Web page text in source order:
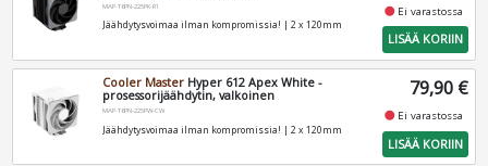
MAP-T6PN-225PK-R1
Jäähdytysvoimaa ilman kompromissia! | 2 x 120mm
fiber_manual_record Ei varastossa
LISÄÄ KORIIN
Cooler Master Hyper 612 Apex White -
prosessorijäähdytin, valkoinen
MAP-T6PN-225PW-CW
Jäähdytysvoimaa ilman kompromissia! | 2 x 120mm
79,90 €
fiber_manual_record Ei varastossa
LISÄÄ KORIIN